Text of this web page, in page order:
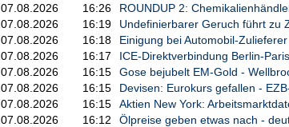
Frankreich hat gemessen an der Wirtschaftsleistung
der EU nach Griechenland und Italien. Auch die
Das Haushaltsdefizit lag zuletzt bei 5,8 Prozent. Die EU
gegen Frankreich eröffnet.
Nötig ist also ein Sparhaushalt, aber das zerstrittene
Einschnitten oder der Schaffung weiterer Steuern etwa
ins Lot gebracht werden sollen./evs/DP/he
07.08.2026
16:26
ROUNDUP 2:
07.08.2026
16:19
Undefinierbarer Geruch führt zu
07.08.2026
16:18
Einigung bei Automobil-Zulieferer
07.08.2026
16:17
ICE-Direktverbindung Berlin-
07.08.2026
16:15
Gose bejubelt EM-Gold -
07.08.2026
16:15
Devisen: Eurokurs gefallen -
07.08.2026
16:15
Aktien New York:
07.08.2026
16:12
Ölpreise geben etwas nach -